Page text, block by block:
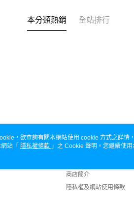
本分類熱銷 全站排行
關於我們
商店簡介
隱私權及網站使用條款
，欲查詢有關本網站使用 cookie 方式之詳
站「 隱私權條款 」之 Cookie 聲明。您繼續使